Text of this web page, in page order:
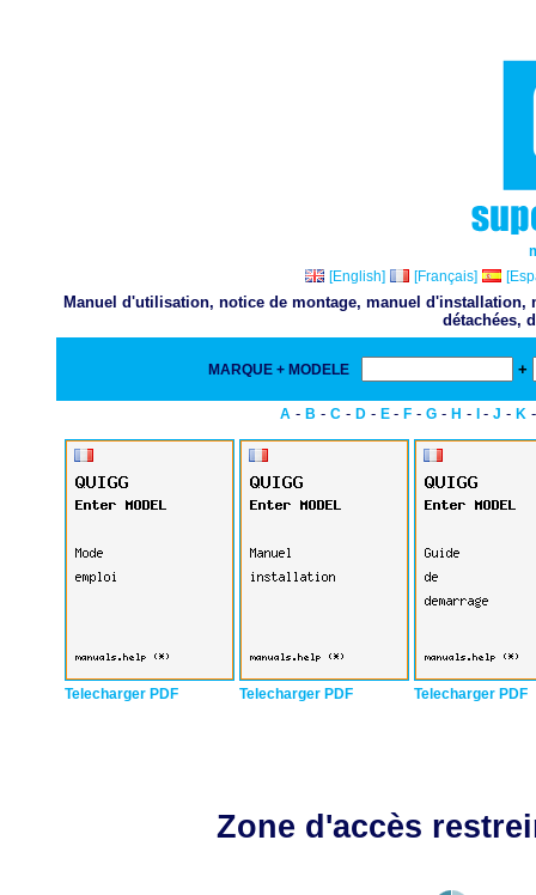
[English]
[Français]
Manuel d'utilisation, notice de montage, manuel
détachées,
MARQUE + MODELE +
A - B - C - D - E - F - G - H - - J - K
Telecharger PDF Telecharger PDF Telecharger PDF
Zone d'accès